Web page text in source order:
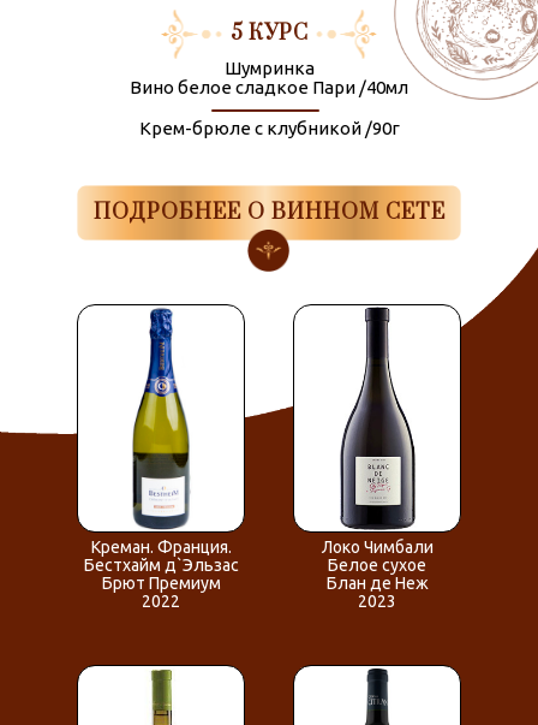
5 КУРС
ПОДРОБНЕЕ О ВИННОМ СЕТЕ
Креман. Франция.
Бестхайм д`Эльзас
Брют Премиум
2022
Локо Чимбали
Белое сухое
Блан де Неж
2023
Крем-брюле с клубникой /90г
Шумринка
Вино белое сладкое Пари /40мл